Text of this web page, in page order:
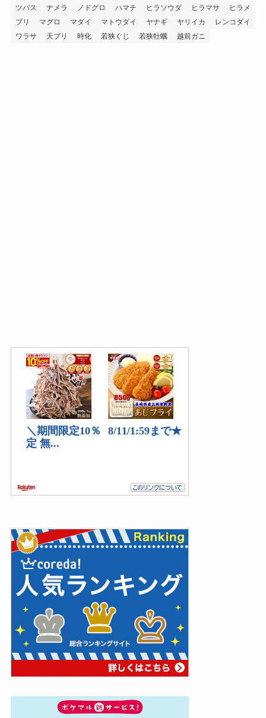
ツバス ナメラ ノドグロ ハマチ ヒラソウダ ヒラマサ
ヒラメ
ブリ
マグロ マダイ マトウダイ ヤナギ ヤリイカ
レンコダイ
ワラサ
天ブリ 時化 若狭ぐじ 若狭牡蠣 越前ガニ